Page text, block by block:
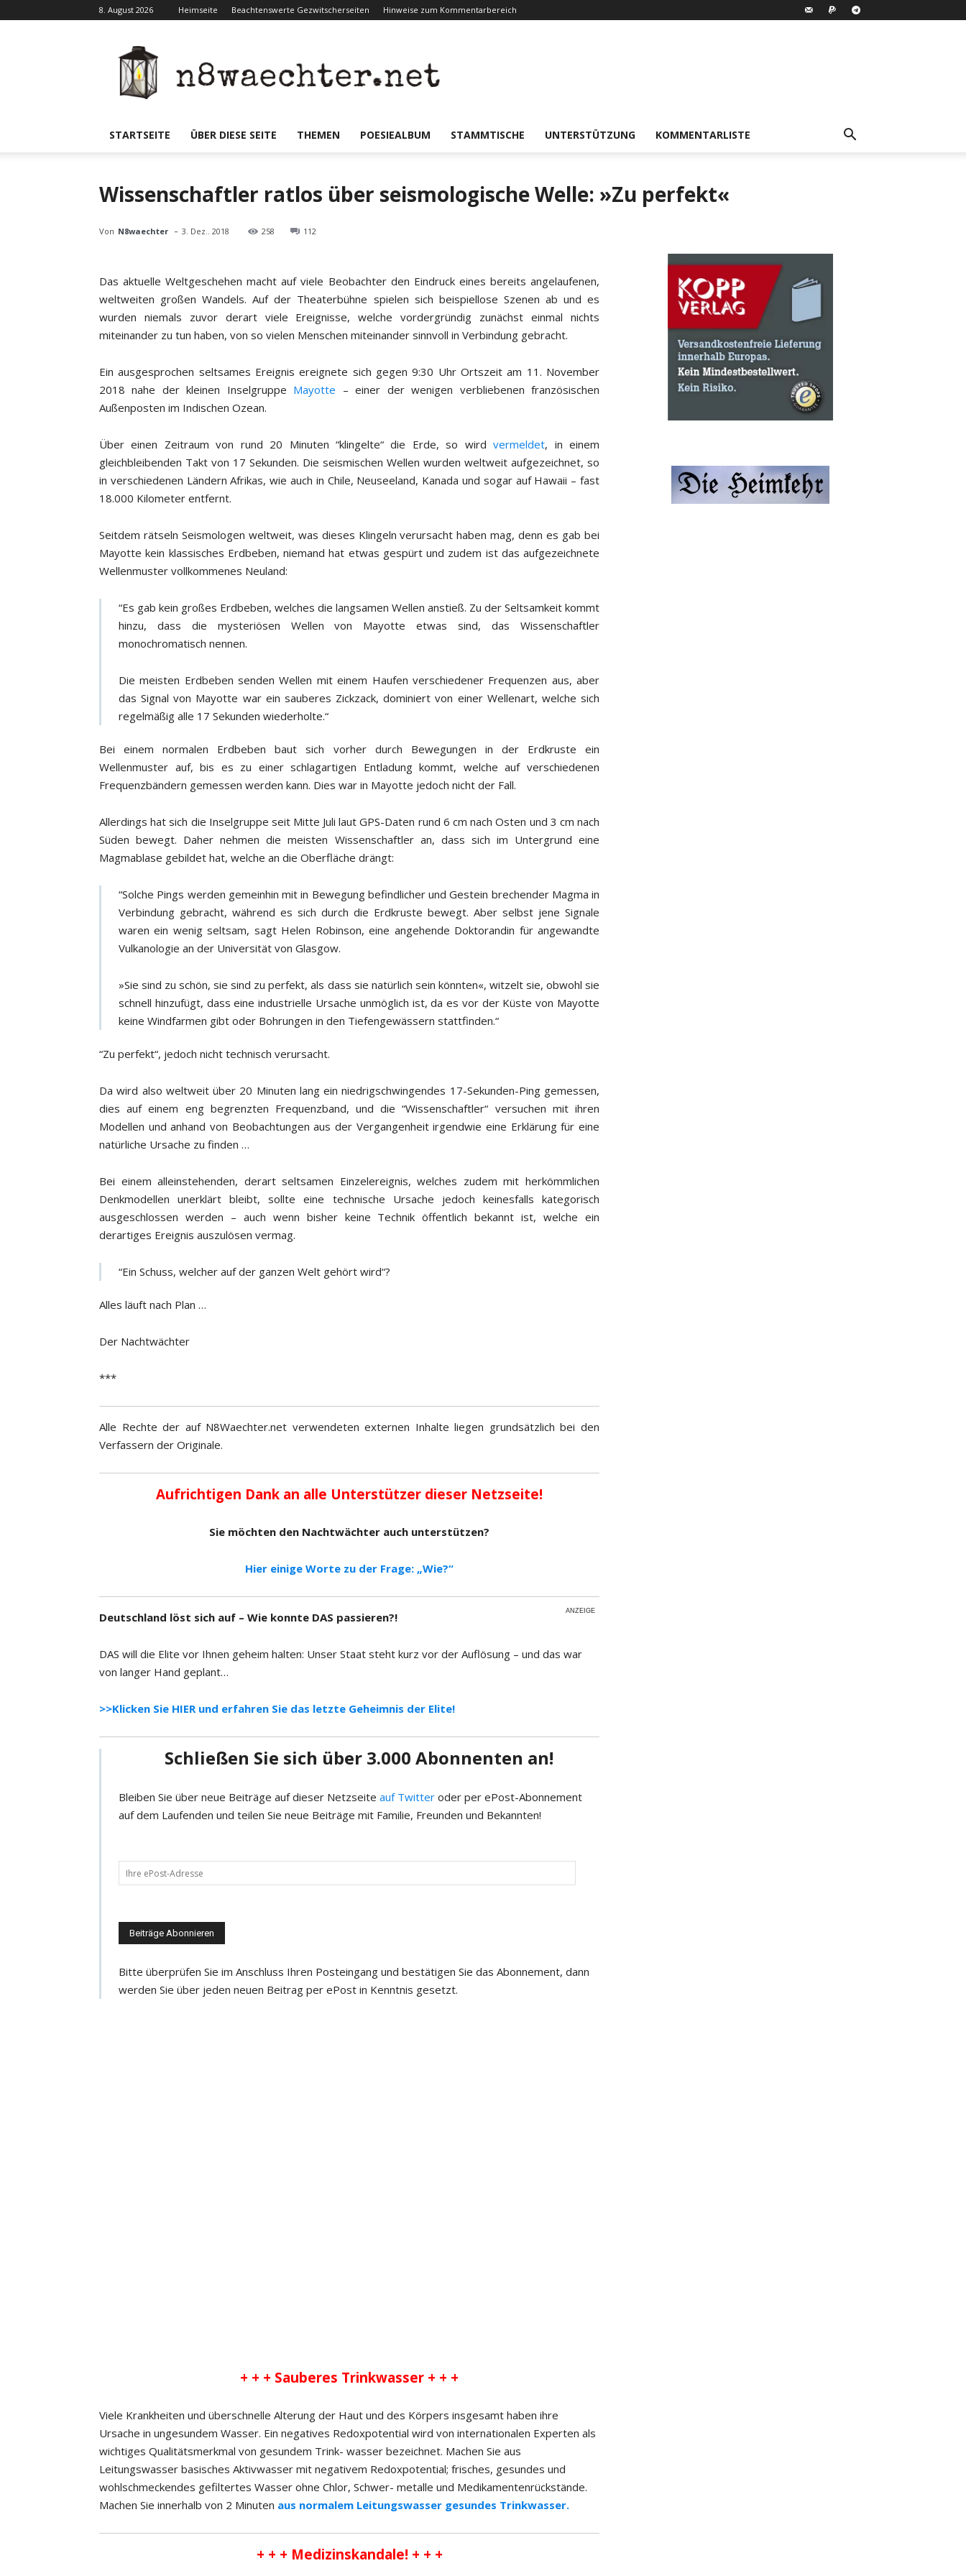
8. August 2026 Heimseite Beachtenswerte Gezwitscherseiten Hinweise zum Kommentarbereich
STARTSEITE ÜBER DIESE SEITE THEMEN POESIEALBUM STAMMTISCHE UNTERSTÜTZUNG KOMMENTARLISTE
Wissenschaftler ratlos über seismologische Welle: »Zu perfekt«
Von N8waechter - 3. Dez.. 2018 258 112
Das aktuelle Weltgeschehen macht auf viele Beobachter den Eindruck eines bereits angelaufenen,
weltweiten großen Wandels. Auf der Theaterbühne spielen sich beispiellose Szenen ab und es
wurden niemals zuvor derart viele Ereignisse, welche vordergründig zunächst einmal nichts
miteinander zu tun haben, von so vielen Menschen miteinander sinnvoll in Verbindung gebracht.
Ein ausgesprochen seltsames Ereignis ereignete sich gegen 9:30 Uhr Ortszeit am 11. November
2018 nahe der kleinen Inselgruppe Mayotte – einer der wenigen verbliebenen französischen
Außenposten im Indischen Ozean.
Über einen Zeitraum von rund 20 Minuten “klingelte“ die Erde, so wirdvermeldet, in einem
gleichbleibenden Takt von 17 Sekunden. Die seismischen Wellen wurden weltweit aufgezeichnet, so
in verschiedenen Ländern Afrikas, wie auch in Chile, Neuseeland, Kanada und sogar auf Hawaii – fast
18.000 Kilometer entfernt.
Seitdem rätseln Seismologen weltweit, was dieses Klingeln verursacht haben mag, denn es gab bei
Mayotte kein klassisches Erdbeben, niemand hat etwas gespürt und zudem ist das aufgezeichnete
Wellenmuster vollkommenes Neuland:
“Es gab kein großes Erdbeben, welches die langsamen Wellen anstieß. Zu der Seltsamkeit kommt
hinzu, dass die mysteriösen Wellen von Mayotte etwas sind, das Wissenschaftler
monochromatisch nennen.
Die meisten Erdbeben senden Wellen mit einem Haufen verschiedener Frequenzen aus, aber
das Signal von Mayotte war ein sauberes Zickzack, dominiert von einer Wellenart, welche sich
regelmäßig alle 17 Sekunden wiederholte.“
Bei einem normalen Erdbeben baut sich vorher durch Bewegungen in der Erdkruste ein
Wellenmuster auf, bis es zu einer schlagartigen Entladung kommt, welche auf verschiedenen
Frequenzbändern gemessen werden kann. Dies war in Mayotte jedoch nicht der Fall.
Allerdings hat sich die Inselgruppe seit Mitte Juli laut GPS-Daten rund 6 cm nach Osten und 3 cm nach
Süden bewegt. Daher nehmen die meisten Wissenschaftler an, dass sich im Untergrund eine
Magmablase gebildet hat, welche an die Oberfläche drängt:
“Solche Pings werden gemeinhin mit in Bewegung befindlicher und Gestein brechender Magma in
Verbindung gebracht, während es sich durch die Erdkruste bewegt. Aber selbst jene Signale
waren ein wenig seltsam, sagt Helen Robinson, eine angehende Doktorandin für angewandte
Vulkanologie an der Universität von Glasgow.
»Sie sind zu schön, sie sind zu perfekt, als dass sie natürlich sein könnten«, witzelt sie, obwohl sie
schnell hinzufügt, dass eine industrielle Ursache unmöglich ist, da es vor der Küste von Mayotte
keine Windfarmen gibt oder Bohrungen in den Tiefengewässern stattfinden.“
“Zu perfekt“, jedoch nicht technisch verursacht.
Da wird also weltweit über 20 Minuten lang ein niedrigschwingendes 17-Sekunden-Ping gemessen,
dies auf einem eng begrenzten Frequenzband, und die “Wissenschaftler“ versuchen mit ihren
Modellen und anhand von Beobachtungen aus der Vergangenheit irgendwie eine Erklärung für eine
natürliche Ursache zu finden …
Bei einem alleinstehenden, derart seltsamen Einzelereignis, welches zudem mit herkömmlichen
Denkmodellen unerklärt bleibt, sollte eine technische Ursache jedoch keinesfalls kategorisch
ausgeschlossen werden – auch wenn bisher keine Technik öffentlich bekannt ist, welche ein
derartiges Ereignis auszulösen vermag.
“Ein Schuss, welcher auf der ganzen Welt gehört wird“?
Alles läuft nach Plan …
Der Nachtwächter
***
Alle Rechte der auf N8Waechter.net verwendeten externen Inhalte liegen grundsätzlich bei den
Verfassern der Originale.
Aufrichtigen Dank an alle Unterstützer dieser Netzseite!
Sie möchten den Nachtwächter auch unterstützen?
Hier einige Worte zu der Frage: „Wie?“
ANZEIGE
Deutschland löst sich auf – Wie konnte DAS passieren?!
DAS will die Elite vor Ihnen geheim halten: Unser Staat steht kurz vor der Auflösung – und das war
von langer Hand geplant…
>>Klicken Sie HIER und erfahren Sie das letzte Geheimnis der Elite!
Schließen Sie sich über 3.000 Abonnenten an!
Bleiben Sie über neue Beiträge auf dieser Netzseite auf Twitter oder per ePost-Abonnement
auf dem Laufenden und teilen Sie neue Beiträge mit Familie, Freunden und Bekannten!
e
n
e
-
M
Bitte überprüfen Sie im Anschluss Ihren Posteingang und bestätigen Sie das Abonnement, dann
werden Sie über jeden neuen Beitrag per ePost in Kenntnis gesetzt.
+ + + Sauberes Trinkwasser + + +
Viele Krankheiten und überschnelle Alterung der Haut und des Körpers insgesamt haben ihre
Ursache in ungesundem Wasser. Ein negatives Redoxpotential wird von internationalen Experten als
wichtiges Qualitätsmerkmal von gesundem Trink- wasser bezeichnet. Machen Sie aus
Leitungswasser basisches Aktivwasser mit negativem Redoxpotential; frisches, gesundes und
wohlschmeckendes gefiltertes Wasser ohne Chlor, Schwer- metalle und Medikamentenrückstände.
Machen Sie innerhalb von 2 Minuten aus normalem Leitungswasser gesundes Trinkwasser.
+ + + Medizinskandale! + + +